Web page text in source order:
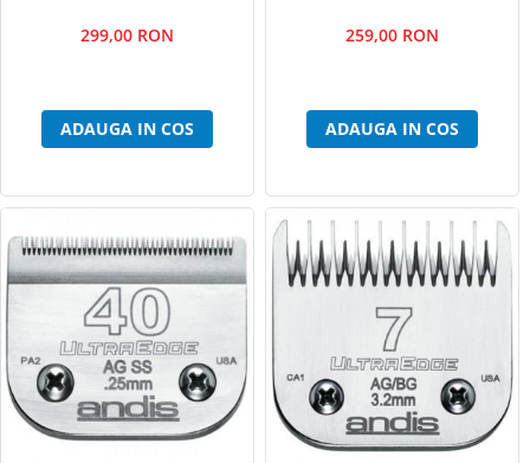
299,00 RON
ADAUGA IN COS
259,00 RON
ADAUGA IN COS